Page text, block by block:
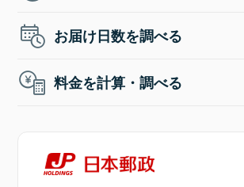
お届け日数を調べる
料金を計算・調べる